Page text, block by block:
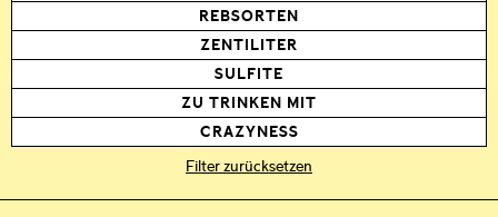
REBSORTEN
ZENTILITER
SULFITE
ZU TRINKEN MIT
CRAZYNESS
Filter zurücksetzen